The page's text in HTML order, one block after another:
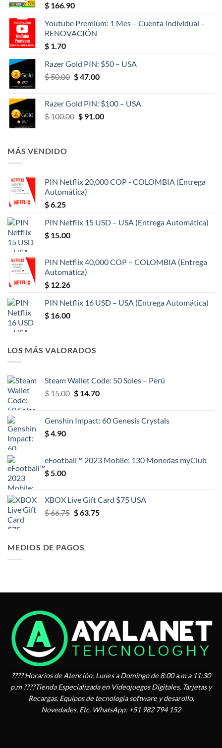
$ 166.90
Youtube Premium: 1 Mes – Cuenta Individual –
RENOVACIÓN
$ 1.70
Razer Gold PIN: $50 – USA
$50.00 El
era:
$ 50.00.
$47.00El
es:
$ 47.00.
Razer Gold PIN: $100 – USA
$100.00 El
$91.00El
MÁS VENDIDO
PIN Netflix 20,000 COP - COLOMBIA (Entrega
Automática)
$6.25
PIN Netflix 15 USD – USA (Entrega Automática)
$ 15.00
PIN Netflix 40,000 COP – COLOMBIA (Entrega
Automática)
$ 12.26
PIN Netflix 16 USD – USA (Entrega Automática)
$ 16.00
LOS MÁS VALORADOS
Steam Wallet Code: 50 Soles – Perú
$15.00 El
era:
$14.70El
es:
Genshin Impact: 60 Genesis Crystals
$4.90
eFootball™ 2023 Mobile: 130 Monedas myClub
$5.00
XBOX Live Gift Card $75 USA
$66.75 El
era:
$ 66.75.
$63.75El
MEDIOS DE PAGOS
???? Horarios de Atención: Lunes a Domingo de 8:00 a.m a 11:30
p.m ????Tienda Especializada en Videojuegos Digitales, Tarjetas y
Recargas, Equipos de tecnologia software y desarollo,
Novedades, Etc. WhatsApp: +51 982 794 152